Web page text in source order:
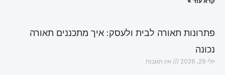
פתרונות תאורה לבית ולעסק: איך מתכננים תאורה
נכונה
יולי 29, 2026 אין תגובות